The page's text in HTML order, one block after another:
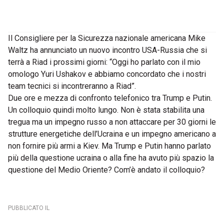
Il Consigliere per la Sicurezza nazionale americana Mike
Waltz ha annunciato un nuovo incontro USA-Russia che si
terrà a Riad i prossimi giorni: “Oggi ho parlato con il mio
omologo Yuri Ushakov e abbiamo concordato che i nostri
team tecnici si incontreranno a Riad”.
Due ore e mezza di confronto telefonico tra Trump e Putin.
Un colloquio quindi molto lungo. Non è stata stabilita una
tregua ma un impegno russo a non attaccare per 30 giorni le
strutture energetiche dell’Ucraina e un impegno americano a
non fornire più armi a Kiev. Ma Trump e Putin hanno parlato
più della questione ucraina o alla fine ha avuto più spazio la
questione del Medio Oriente? Com’è andato il colloquio?
PUBBLICATO IL